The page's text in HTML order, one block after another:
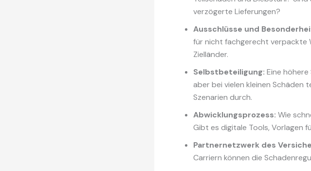
verzögerte Lieferungen?
Ausschlüsse und
für nicht fachgerecht verpackte
Zielländer.
Selbstbeteiligung: Eine
aber bei vielen kleinen Schäden
Szenarien durch.
Abwicklungsprozess: Wie
Gibt es digitale Tools, Vorlagen
Partnernetzwerk des
Carriern können die